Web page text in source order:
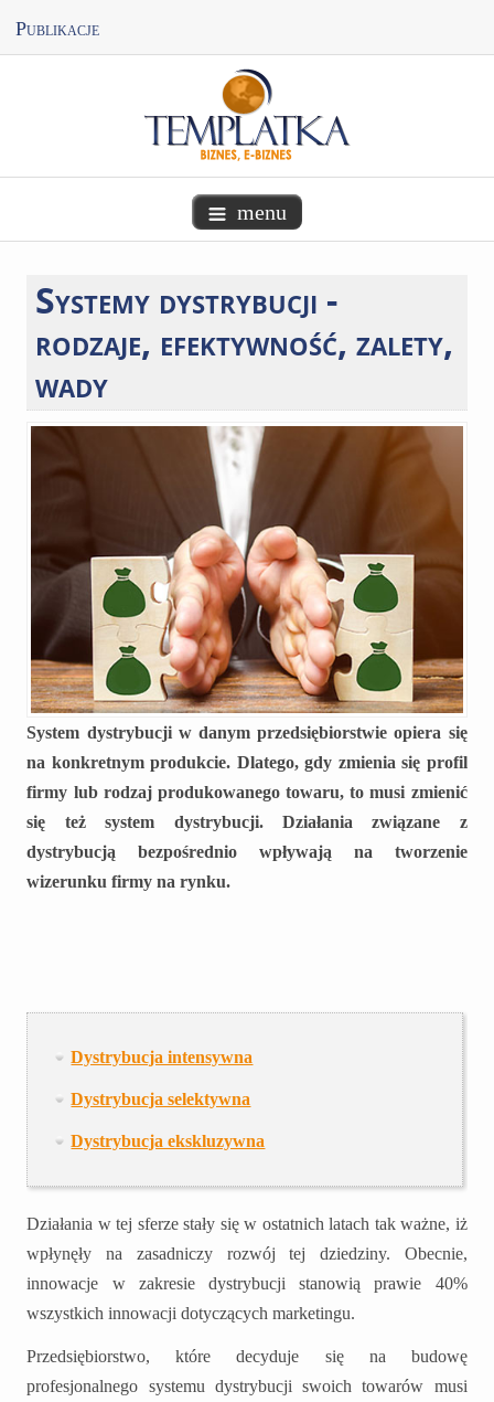
Publikacje
menu
Systemy dystrybucji -
rodzaje, efektywność, zalety,
wady
System dystrybucji w danym przedsiębiorstwie opiera się
na konkretnym produkcie. Dlatego, gdy zmienia się profil
firmy lub rodzaj produkowanego towaru, to musi zmienić
się też system dystrybucji. Działania związane z
dystrybucją bezpośrednio wpływają na tworzenie
wizerunku firmy na rynku.
Dystrybucja intensywna
Dystrybucja selektywna
Dystrybucja ekskluzywna
Działania w tej sferze stały się w ostatnich latach tak ważne, iż
wpłynęły na zasadniczy rozwój tej dziedziny. Obecnie,
innowacje w zakresie dystrybucji stanowią prawie 40%
wszystkich innowacji dotyczących marketingu.
Przedsiębiorstwo, które decyduje się na budowę
profesjonalnego systemu dystrybucji swoich towarów musi